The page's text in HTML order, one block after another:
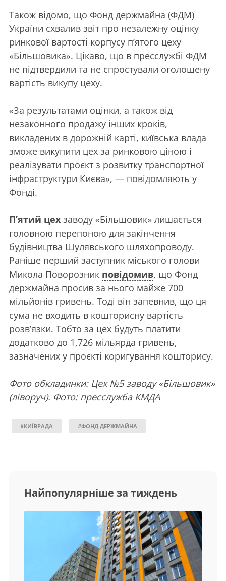
Також відомо, що Фонд держмайна (ФДМ)
України схвалив звіт про незалежну оцінку
ринкової вартості корпусу п’ятого цеху
«Більшовика». Цікаво, що в пресслужбі ФДМ
не підтвердили та не спростували оголошену
вартість викупу цеху.
«За результатами оцінки, а також від
незаконного продажу інших кроків,
викладених в дорожній карті, київська влада
зможе викупити цех за ринковою ціною і
реалізувати проєкт з розвитку транспортної
інфраструктури Києва», — повідомляють у
Фонді.
П’ятий цех заводу «Більшовик» лишається
головною перепоною для закінчення
будівництва Шулявського шляхопроводу.
Раніше перший заступник міського голови
Микола Поворозник повідомив, що Фонд
держмайна просив за нього майже 700
мільйонів гривень. Тоді він запевнив, що ця
сума не входить в кошторисну вартість
розв’язки. Тобто за цех будуть платити
додатково до 1,726 мільярда гривень,
зазначених у проєкті коригування кошторису.
Фото обкладинки: Цех №5 заводу «Більшовик»
(ліворуч). Фото: пресслужба КМДА
#КИЇВРАДА #ФОНД ДЕРЖМАЙНА
Найпопулярніше за тиждень